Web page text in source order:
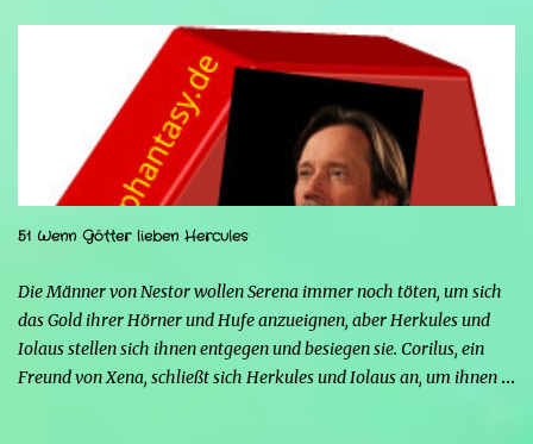
denn nun kann sie nicht nur die Frau von Hercules sein, sondern
endlich auch Menschen berühren, ohne sich zu verwandeln. Mars
ist immer noch wütend auf Hercules, weil er Xena davon
überzeugt hat, nicht mehr seine Kämpferin sein zu wollen, und
nun steht sein Racheplan kurz vor der Vollendung. Einige Männer
im Dorf belästigen Serena, also stellt sich Hercules seiner Frau zur
Seite, um sie zu verteidigen, aber ohne seine Kräfte fällt es ihm
schwerer, sich zu behaupten, und er riskiert sogar, zu sterben.
Strife schürt mit seinen Kräften die Wut von...
51 Wenn Götter lieben Hercules
Die Männer von Nestor wollen Serena immer noch töten, um sich
das Gold ihrer Hörner und Hufe anzueignen, aber Herkules und
Iolaus stellen sich ihnen entgegen und besiegen sie. Corilus, ein
Freund von Xena, schließt sich Herkules und Iolaus an, um ihnen